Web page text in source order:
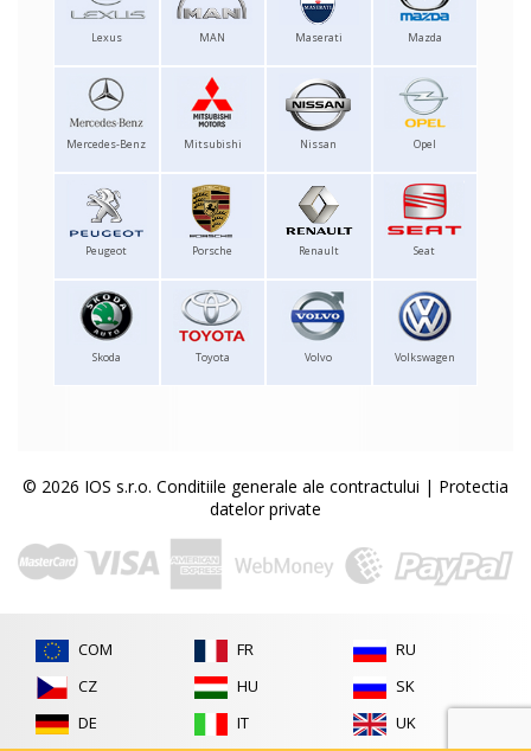
Lexus MAN Maserati Mazda
Mercedes-Benz Mitsubishi Nissan Opel
Peugeot Porsche Renault Seat
Skoda Toyota Volvo Volkswagen
© 2026 IOS s.r.o. Conditiile generale ale contractului | Protectia
datelor private
COM
CZ
DE
FR
HU
IT
RU
SK
UK